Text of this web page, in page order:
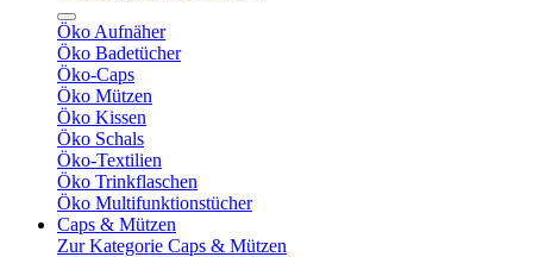
Öko Aufnäher
Öko Badetücher
Öko-Caps
Öko Mützen
Öko Kissen
Öko Schals
Öko-Textilien
Öko Trinkflaschen
Öko Multifunktionstücher
Caps & Mützen
Zur Kategorie Caps & Mützen